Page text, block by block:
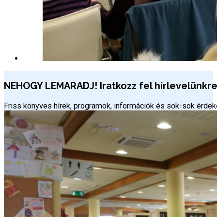
NEHOGY LEMARADJ! Iratkozz fel
Friss könyves hírek, programok, információk és sok-sok